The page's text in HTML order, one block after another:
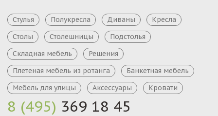
8 (495) 369 18 45
Стулья Полукресла Диваны
Кресла
Столы
Столешницы
Подстолья
Складная мебель
Решения
Плетеная мебель из ротанга
Банкетная мебель
Мебель для улицы
Аксессуары Кровати